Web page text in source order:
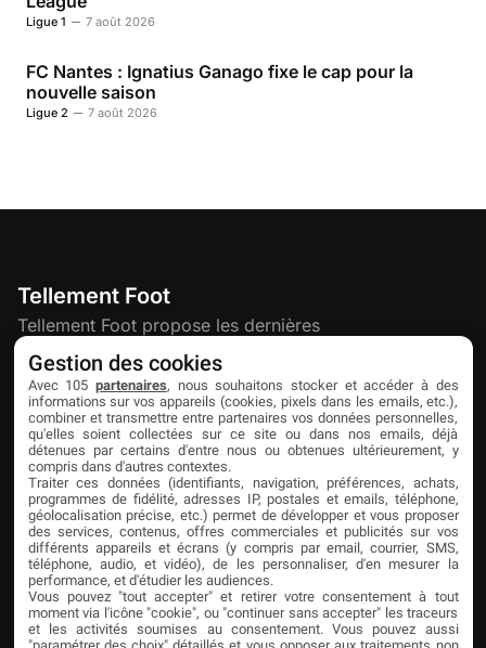
Ligue 1 7 août 2026
FC Nantes : Ignatius Ganago fixe le cap pour la
nouvelle saison
Ligue 2 7 août 2026
Tellement Foot
Tellement Foot propose les dernières
actualités et nouveautés créatives dédiées
au football.
Découvrir
À propos
Contact
Publicité
Liens utiles
Mentions légales
Confidentialité
Cookies
Partenaires
Livefoot
Jeunesfooteux
Tólmi Studio
King Score
Foot en France
Gestion des cookies
Avec 105 partenaires, nous souhaitons stocker et accéder à des
informations sur vos appareils (cookies, pixels dans les emails, etc.),
combiner et transmettre entre partenaires vos données personnelles,
qu'elles soient collectées sur ce site ou dans nos emails, déjà
détenues par certains d'entre nous ou obtenues ultérieurement, y
compris dans d'autres contextes.
Traiter ces données (identifiants, navigation, préférences, achats,
programmes de fidélité, adresses IP, postales et emails, téléphone,
géolocalisation précise, etc.) permet de développer et vous proposer
des services, contenus, offres commerciales et publicités sur vos
différents appareils et écrans (y compris par email, courrier, SMS,
téléphone, audio, et vidéo), de les personnaliser, d'en mesurer la
performance, et d'étudier les audiences.
Vous pouvez "tout accepter" et retirer votre consentement à tout
moment via l'icône "cookie", ou "continuer sans accepter" les traceurs
et les activités soumises au consentement. Vous pouvez aussi
"paramétrer des choix" détaillés et vous opposer aux traitements non